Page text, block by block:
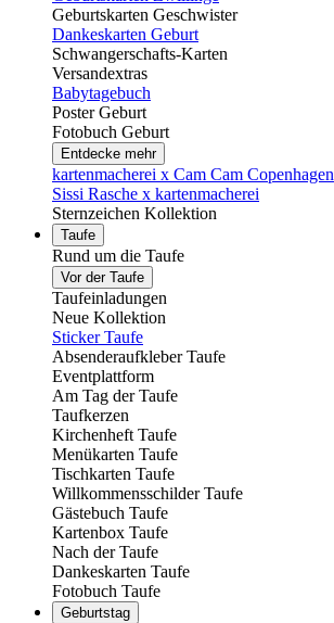
Geburtskarten Geschwister
Dankeskarten Geburt
Schwangerschafts-Karten
Versandextras
Babytagebuch
Poster Geburt
Fotobuch Geburt
Entdecke mehr
kartenmacherei x Cam Cam Copenhagen
Sissi Rasche x kartenmacherei
Sternzeichen Kollektion
Taufe
Rund um die Taufe
Vor der Taufe
Taufeinladungen
Neue Kollektion
Sticker Taufe
Absenderaufkleber Taufe
Eventplattform
Am Tag der Taufe
Taufkerzen
Kirchenheft Taufe
Menükarten Taufe
Tischkarten Taufe
Willkommensschilder Taufe
Gästebuch Taufe
Kartenbox Taufe
Nach der Taufe
Dankeskarten Taufe
Fotobuch Taufe
Geburtstag